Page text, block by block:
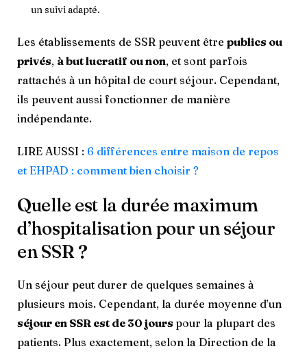
un suivi adapté.
Les établissements de SSR peuvent être publics ou
privés, à but lucratif ou non, et sont parfois
rattachés à un hôpital de court séjour. Cependant,
ils peuvent aussi fonctionner de manière
indépendante.
LIRE AUSSI : 6 différences entre maison de repos
et EHPAD : comment bien choisir ?
Quelle est la durée maximum
d’hospitalisation pour un séjour
en SSR ?
Un séjour peut durer de quelques semaines à
plusieurs mois. Cependant, la durée moyenne d’un
séjour en SSR est de 30 jours pour la plupart des
patients. Plus exactement, selon la Direction de la